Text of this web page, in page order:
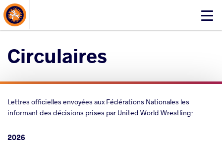
Click
About Events
Circulaires
Lettres officielles envoyées aux Fédérations Nationales les
informant des décisions prises par United World Wrestling:
2026